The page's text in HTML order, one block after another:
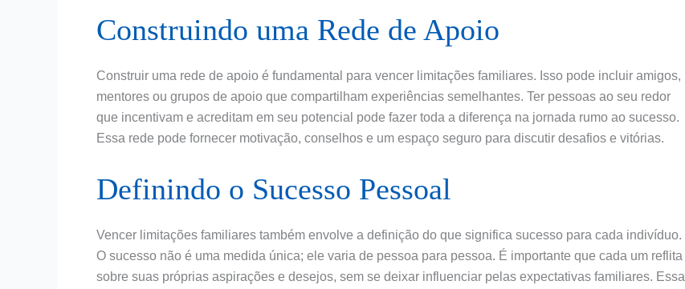
Construindo uma Rede de Apoio
Construir uma rede de apoio é fundamental para vencer limitações familiares. Isso pode incluir amigos,
mentores ou grupos de apoio que compartilham experiências semelhantes. Ter pessoas ao seu redor
que incentivam e acreditam em seu potencial pode fazer toda a diferença na jornada rumo ao sucesso.
Essa rede pode fornecer motivação, conselhos e um espaço seguro para discutir desafios e vitórias.
Definindo o Sucesso Pessoal
Vencer limitações familiares também envolve a definição do que significa sucesso para cada indivíduo.
O sucesso não é uma medida única; ele varia de pessoa para pessoa. É importante que cada um reflita
sobre suas próprias aspirações e desejos, sem se deixar influenciar pelas expectativas familiares. Essa